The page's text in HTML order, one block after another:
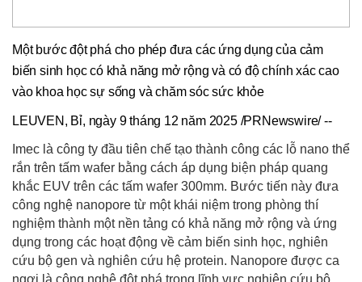
Một bước đột phá cho phép đưa các ứng dụng của cảm
biến sinh học có khả năng mở rộng và có độ chính xác cao
vào khoa học sự sống và chăm sóc sức khỏe
LEUVEN, Bỉ, ngày 9 tháng 12 năm 2025 /PRNewswire/ --
Imec là công ty đầu tiên chế tạo thành công các lỗ nano thể
rắn trên tấm wafer bằng cách áp dụng biện pháp quang
khắc EUV trên các tấm wafer 300mm. Bước tiến này đưa
công nghệ nanopore từ một khái niệm trong phòng thí
nghiệm thành một nền tảng có khả năng mở rộng và ứng
dụng trong các hoạt động về cảm biến sinh học, nghiên
cứu bộ gen và nghiên cứu hệ protein. Nanopore được ca
ngợi là công nghệ đột phá trong lĩnh vực nghiên cứu bộ